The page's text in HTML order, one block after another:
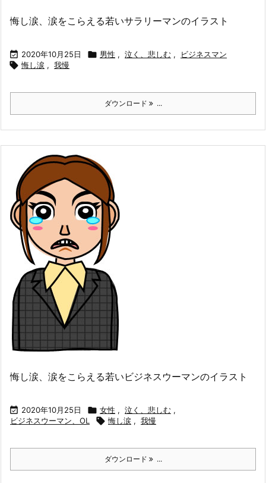
悔し涙、涙をこらえる若いサラリーマンのイラスト
 2020年10月25日  男性 , 泣く、悲しむ , ビジネスマン
 悔し涙 , 我慢
ダウンロード ...
悔し涙、涙をこらえる若いビジネスウーマンのイラスト
 2020年10月25日  女性 , 泣く、悲しむ ,
ビジネスウーマン、OL
 悔し涙 , 我慢
ダウンロード ...